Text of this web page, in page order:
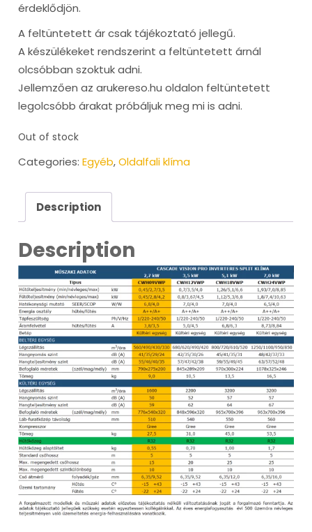
érdeklődjön.
A feltüntetett ár csak tájékoztató jellegű.
A készülékeket rendszerint a feltüntetett árnál
olcsóbban szoktuk adni.
Jellemzően az arukereso.hu oldalon feltüntetett
legolcsóbb árakat próbáljuk meg mi is adni.
Out of stock
Categories:Egyéb,Oldalfali klíma
Description
Description